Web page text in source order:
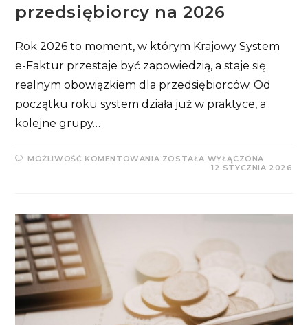
przedsiębiorcy na 2026
Rok 2026 to moment, w którym Krajowy System
e-Faktur przestaje być zapowiedzią, a staje się
realnym obowiązkiem dla przedsiębiorców. Od
początku roku system działa już w praktyce, a
kolejne grupy…
MOŻLIWOŚĆ KOMENTOWANIA KSEF
2026
ZOSTAŁA WYŁĄCZONA
12 STYCZNIA 2026